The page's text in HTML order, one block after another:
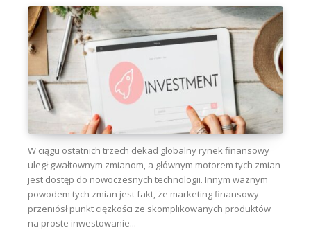
W ciągu ostatnich trzech dekad globalny rynek finansowy
uległ gwałtownym zmianom, a głównym motorem tych zmian
jest dostęp do nowoczesnych technologii. Innym ważnym
powodem tych zmian jest fakt, że marketing finansowy
przeniósł punkt ciężkości ze skomplikowanych produktów
na proste inwestowanie...